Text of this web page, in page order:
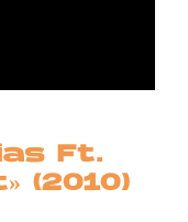
Ft.
(2010)